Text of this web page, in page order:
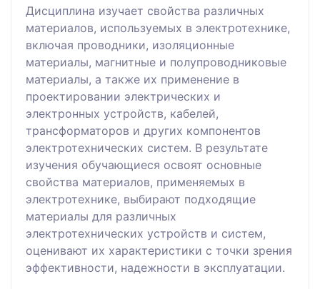
Дисциплина изучает свойства различных
материалов, используемых в электротехнике,
включая проводники, изоляционные
материалы, магнитные и полупроводниковые
материалы, а также их применение в
проектировании электрических и
электронных устройств, кабелей,
трансформаторов и других компонентов
электротехнических систем. В результате
изучения обучающиеся освоят основные
свойства материалов, применяемых в
электротехнике, выбирают подходящие
материалы для различных
электротехнических устройств и систем,
оценивают их характеристики с точки зрения
эффективности, надежности в эксплуатации.